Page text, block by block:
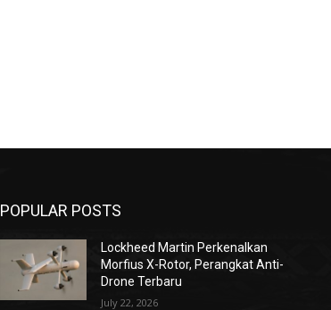
POPULAR POSTS
Lockheed Martin Perkenalkan
Morfius X-Rotor, Perangkat Anti-
Drone Terbaru
July 22, 2026